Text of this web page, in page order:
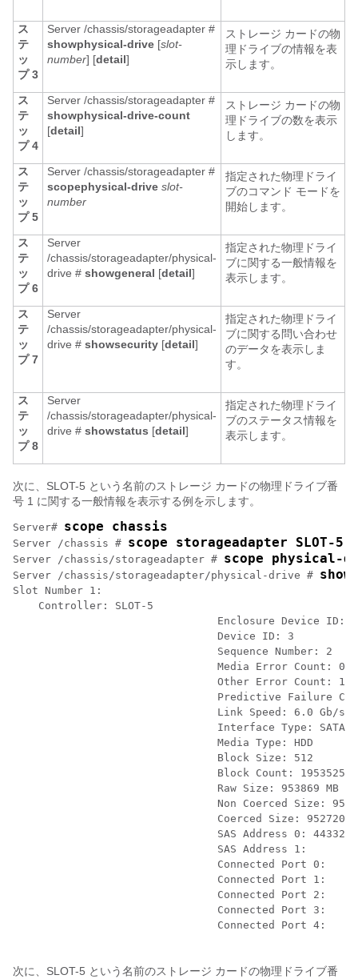
ス
テ
ッ
プ 3
Server /chassis/storageadapter #
showphysical-drive [slot-
number] [detail]
ストレージ カードの物
理ドライブの情報を表
示します。
ス
テ
ッ
プ 4
Server /chassis/storageadapter #
showphysical-drive-count
[detail]
ストレージ カードの物
理ドライブの数を表示
します。
ス
テ
ッ
プ 5
Server /chassis/storageadapter #
scopephysical-drive slot-
number
指定された物理ドライ
ブのコマンド モードを
開始します。
ス
テ
ッ
プ 6
Server
/chassis/storageadapter/physical-
drive # showgeneral [detail]
指定された物理ドライ
ブに関する一般情報を
表示します。
ス
テ
ッ
プ 7
Server
/chassis/storageadapter/physical-
drive # showsecurity [detail]
指定された物理ドライ
ブに関する問い合わせ
のデータを表示しま
す。
ス
テ
ッ
プ 8
Server
/chassis/storageadapter/physical-
drive # showstatus [detail]
指定された物理ドライ
ブのステータス情報を
表示します。
次に、SLOT-5 という名前のストレージ カードの物理ドライブ番
号 1 に関する一般情報を表示する例を示します。
Server# scope chassis
Server /chassis # scope storageadapter SLOT-5
Server /chassis/storageadapter # scope physical-
Server /chassis/storageadapter/physical-drive #
Slot Number 1:
    Controller: SLOT-5
次に、SLOT-5 という名前のストレージ カードの物理ドライブ番